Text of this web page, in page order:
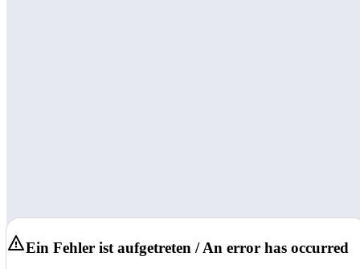
Ein Fehler ist aufgetreten / An error has occurred